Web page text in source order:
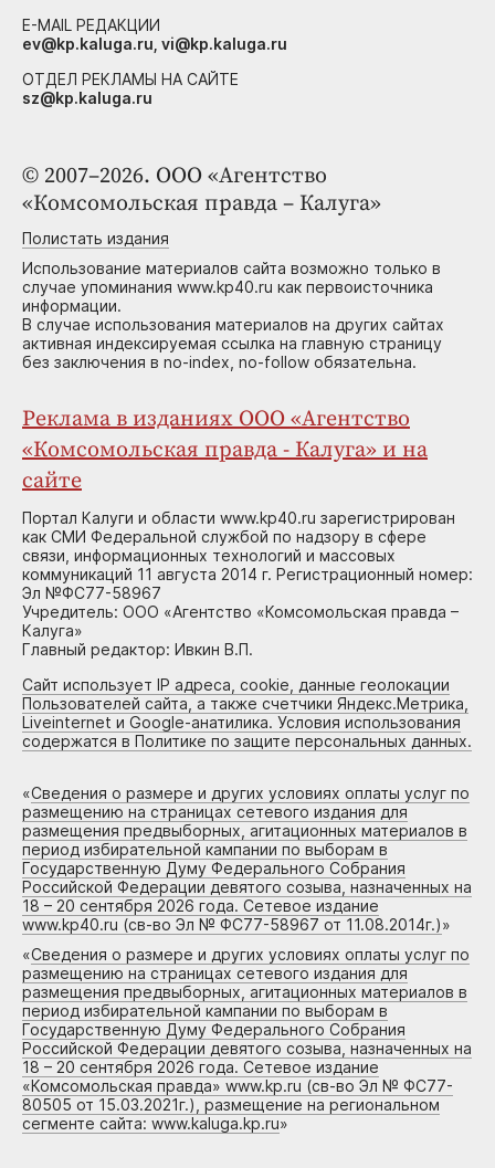
© 2007–2026. ООО «Агентство
«Комсомольская правда – Калуга»
Полистать издания
Использование материалов сайта возможно только в
случае упоминания www.kp40.ru как первоисточника
информации.
В случае использования материалов на других сайтах
активная индексируемая ссылка на главную страницу
без заключения в no-index, no-follow обязательна.
Реклама в изданиях ООО «Агентство
«Комсомольская правда - Калуга» и на
сайте
Портал Калуги и области www.kp40.ru зарегистрирован
как СМИ Федеральной службой по надзору в сфере
связи, информационных технологий и массовых
коммуникаций 11 августа 2014 г. Регистрационный номер:
Эл №ФС77-58967
Учредитель: ООО «Агентство «Комсомольская правда –
Калуга»
Главный редактор: Ивкин В.П.
Сайт использует IP адреса, cookie, данные геолокации
Пользователей сайта, а также счетчики Яндекс.Метрика,
Liveinternet и Google-анатилика. Условия использования
содержатся в Политике по защите персональных данных.
«Сведения о размере и других условиях оплаты услуг по
размещению на страницах сетевого издания для
размещения предвыборных, агитационных материалов в
период избирательной кампании по выборам в
Государственную Думу Федерального Собрания
Российской Федерации девятого созыва, назначенных на
18 – 20 сентября 2026 года. Сетевое издание
www.kp40.ru (св-во Эл № ФС77-58967 от 11.08.2014г.)»
«Сведения о размере и других условиях оплаты услуг по
размещению на страницах сетевого издания для
размещения предвыборных, агитационных материалов в
период избирательной кампании по выборам в
Государственную Думу Федерального Собрания
Российской Федерации девятого созыва, назначенных на
18 – 20 сентября 2026 года. Сетевое издание
«Комсомольская правда» www.kp.ru (св-во Эл № ФС77-
80505 от 15.03.2021г.), размещение на региональном
сегменте сайта: www.kaluga.kp.ru»
E-MAIL РЕДАКЦИИ
ev@kp.kaluga.ru, vi@kp.kaluga.ru
ОТДЕЛ РЕКЛАМЫ НА САЙТЕ
sz@kp.kaluga.ru